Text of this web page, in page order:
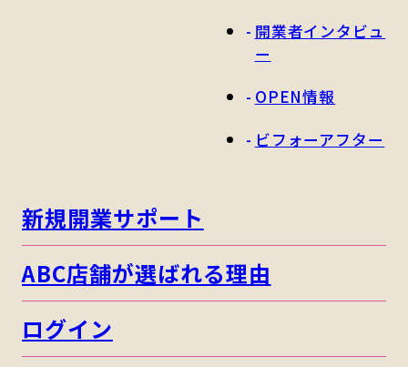
開業者インタビュ
ー
OPEN情報
ビフォーアフター
新規開業サポート
ABC店舗が選ばれる理由
ログイン